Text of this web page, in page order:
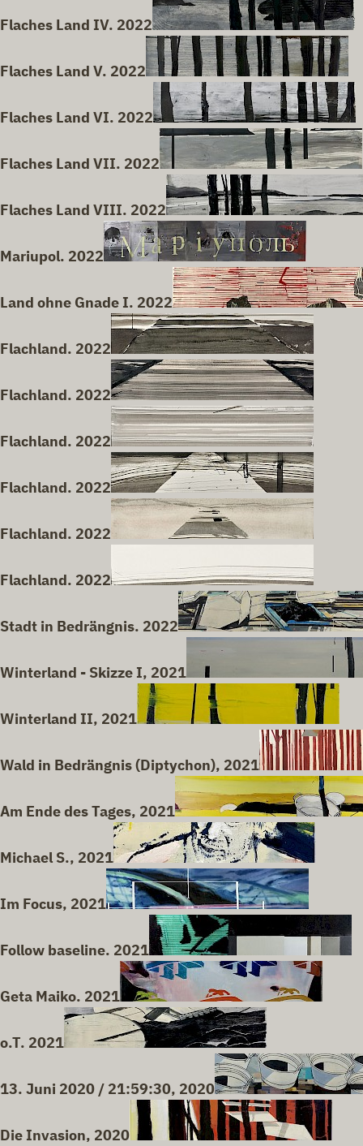
Flaches Land IV. 2022
Flaches Land V. 2022
Flaches Land VI. 2022
Flaches Land VII. 2022
Flaches Land VIII. 2022
Mariupol. 2022
Land ohne Gnade I. 2022
Flachland. 2022
Flachland. 2022
Flachland. 2022
Flachland. 2022
Flachland. 2022
Flachland. 2022
Stadt in Bedrängnis. 2022
Winterland - Skizze I, 2021
Winterland II, 2021
Wald in Bedrängnis (Diptychon), 2021
Am Ende des Tages, 2021
Michael S., 2021
Im Focus, 2021
Follow baseline. 2021
Geta Maiko. 2021
o.T. 2021
13. Juni 2020 / 21:59:30, 2020
Die Invasion, 2020